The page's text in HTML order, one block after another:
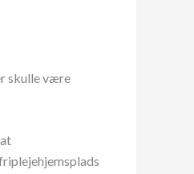
skulle være